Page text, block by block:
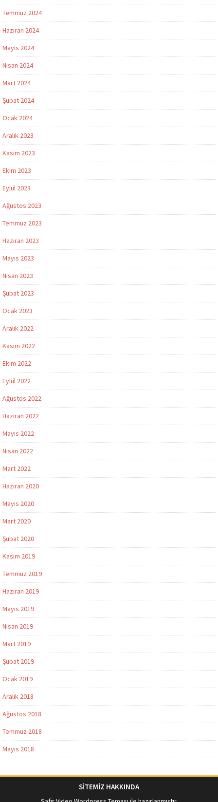
Temmuz 2024
Haziran 2024
Mayıs 2024
Nisan 2024
Mart 2024
Şubat 2024
Ocak 2024
Aralık 2023
Kasım 2023
Ekim 2023
Eylül 2023
Ağustos 2023
Temmuz 2023
Haziran 2023
Mayıs 2023
Nisan 2023
Şubat 2023
Ocak 2023
Aralık 2022
Kasım 2022
Ekim 2022
Eylül 2022
Ağustos 2022
Haziran 2022
Mayıs 2022
Nisan 2022
Mart 2022
Haziran 2020
Mayıs 2020
Mart 2020
Şubat 2020
Kasım 2019
Temmuz 2019
Haziran 2019
Mayıs 2019
Nisan 2019
Mart 2019
Şubat 2019
Ocak 2019
Aralık 2018
Ağustos 2018
Temmuz 2018
Mayıs 2018
SİTEMİZ HAKKINDA